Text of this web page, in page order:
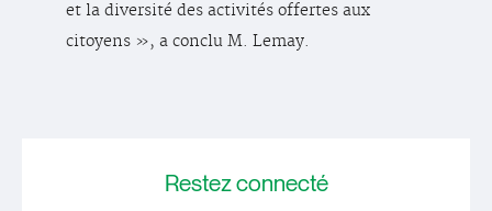
et la diversité des activités offertes aux
citoyens », a conclu M. Lemay.
Restezconnecté